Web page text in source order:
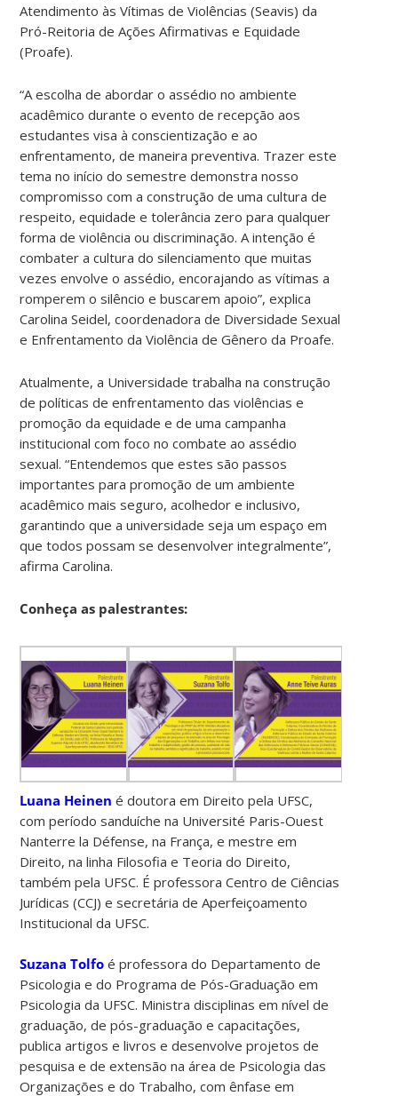
Atendimento às Vítimas de Violências (Seavis) da
Pró-Reitoria de Ações Afirmativas e Equidade
(Proafe).
“A escolha de abordar o assédio no ambiente
acadêmico durante o evento de recepção aos
estudantes visa à conscientização e ao
enfrentamento, de maneira preventiva. Trazer este
tema no início do semestre demonstra nosso
compromisso com a construção de uma cultura de
respeito, equidade e tolerância zero para qualquer
forma de violência ou discriminação. A intenção é
combater a cultura do silenciamento que muitas
vezes envolve o assédio, encorajando as vítimas a
romperem o silêncio e buscarem apoio”, explica
Carolina Seidel, coordenadora de Diversidade Sexual
e Enfrentamento da Violência de Gênero da Proafe.
Atualmente, a Universidade trabalha na construção
de políticas de enfrentamento das violências e
promoção da equidade e de uma campanha
institucional com foco no combate ao assédio
sexual. “Entendemos que estes são passos
importantes para promoção de um ambiente
acadêmico mais seguro, acolhedor e inclusivo,
garantindo que a universidade seja um espaço em
que todos possam se desenvolver integralmente”,
afirma Carolina.
Conheça as palestrantes:
Luana Heinen é doutora em Direito pela UFSC,
com período sanduíche na Université Paris-Ouest
Nanterre la Défense, na França, e mestre em
Direito, na linha Filosofia e Teoria do Direito,
também pela UFSC. É professora Centro de Ciências
Jurídicas (CCJ) e secretária de Aperfeiçoamento
Institucional da UFSC.
Suzana Tolfo é professora do Departamento de
Psicologia e do Programa de Pós-Graduação em
Psicologia da UFSC. Ministra disciplinas em nível de
graduação, de pós-graduação e capacitações,
publica artigos e livros e desenvolve projetos de
pesquisa e de extensão na área de Psicologia das
Organizações e do Trabalho, com ênfase em